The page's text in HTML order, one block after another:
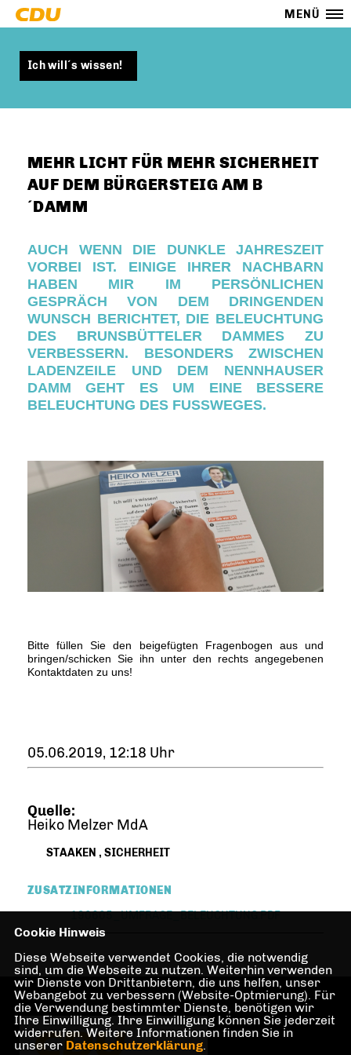
MENÜ
Ich will´s wissen!
MEHR LICHT FÜR MEHR SICHERHEIT
AUF DEM BÜRGERSTEIG AM B
´DAMM
AUCH WENN DIE DUNKLE JAHRESZEIT
VORBEI IST. EINIGE IHRER NACHBARN
HABEN MIR IM PERSÖNLICHEN
GESPRÄCH VON DEM DRINGENDEN
WUNSCH BERICHTET, DIE BELEUCHTUNG
DES BRUNSBÜTTELER DAMMES ZU
VERBESSERN. BESONDERS ZWISCHEN
LADENZEILE UND DEM NENNHAUSER
DAMM GEHT ES UM EINE BESSERE
BELEUCHTUNG DES FUSSWEGES.
Bitte füllen Sie den beigefügten Fragenbogen aus und
bringen/schicken Sie ihn unter den rechts angegebenen
Kontaktdaten zu uns!
05.06.2019, 12:18 Uhr
Quelle:
Heiko Melzer MdA
STAAKEN , SICHERHEIT
ZUSATZINFORMATIONEN
190605_UMFRAGE_BELEUCHTUNG.PDF
Cookie Hinweis
Diese Webseite verwendet Cookies, die notwendig
sind, um die Webseite zu nutzen. Weiterhin verwenden
wir Dienste von Drittanbietern, die uns helfen, unser
Webangebot zu verbessern (Website-Optmierung). Für
die Verwendung bestimmter Dienste, benötigen wir
Ihre Einwilligung. Ihre Einwilligung können Sie jederzeit
widerrufen. Weitere Informationen finden Sie in
unserer Datenschutzerklärung.